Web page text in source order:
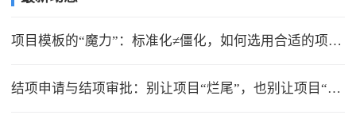
项目模板的“魔力”：标准化≠僵化，如何选用合适的项目模版？
结项申请与结项审批：别让项目“烂尾”，也别让项目“无限延期”